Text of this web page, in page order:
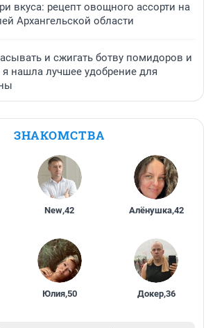
вкуса: рецепт овощного ассорти на
Архангельской области
и сжигать ботву помидоров и
я нашла лучшее удобрение для
ЗНАКОМСТВА
New,42 Алёнушка,42
Юлия,50 Докер,36